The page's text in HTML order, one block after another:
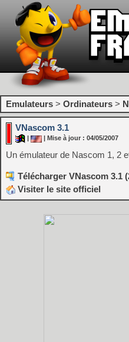
Emulateurs > Ordinateurs >
VNascom 3.1
| Mise à jour : 04/05/2007
Un émulateur de Nascom 1, 2
Télécharger VNascom 3.1
Visiter le site officiel